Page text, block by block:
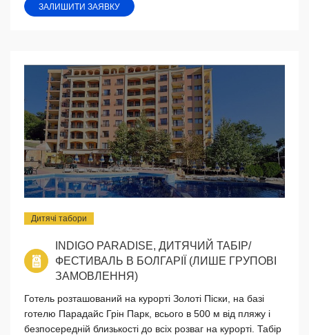
ЗАЛИШИТИ ЗАЯВКУ
Дитячі табори
ІNDIGO PARADISE, ДИТЯЧИЙ ТАБІР/
ФЕСТИВАЛЬ В БОЛГАРІЇ (ЛИШЕ ГРУПОВІ
ЗАМОВЛЕННЯ)
Готель розташований на курорті Золоті Піски, на базі
готелю Парадайс Грін Парк, всього в 500 м від пляжу і
безпосередній близькості до всіх розваг на курорті. Табір